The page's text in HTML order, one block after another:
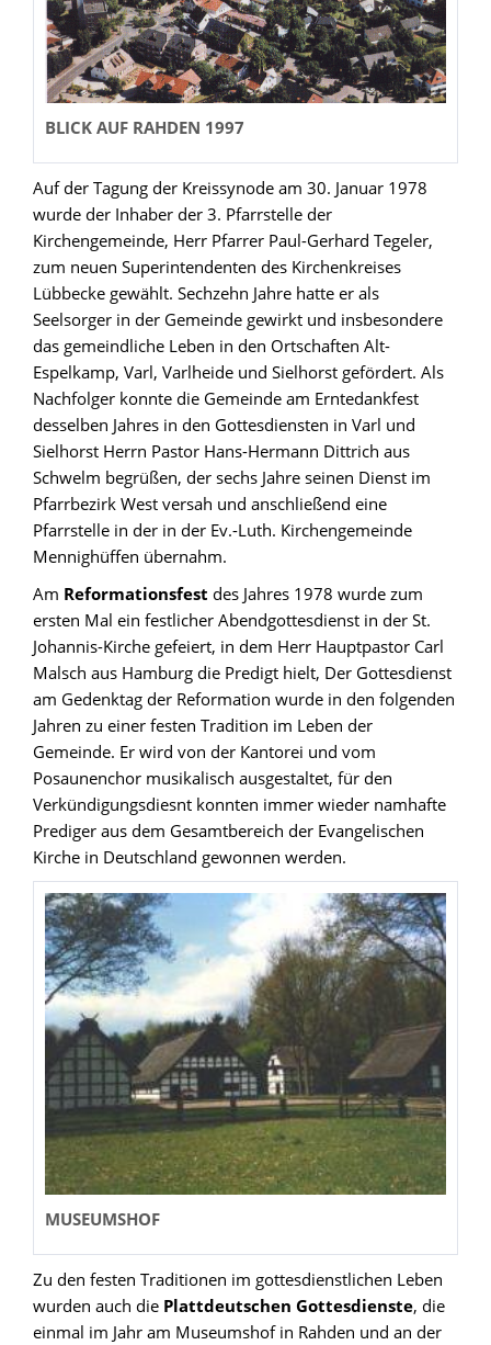
BLICK AUF RAHDEN 1997
Auf der Tagung der Kreissynode am 30. Januar 1978
wurde der Inhaber der 3. Pfarrstelle der
Kirchengemeinde, Herr Pfarrer Paul-Gerhard Tegeler,
zum neuen Superintendenten des Kirchenkreises
Lübbecke gewählt. Sechzehn Jahre hatte er als
Seelsorger in der Gemeinde gewirkt und insbesondere
das gemeindliche Leben in den Ortschaften Alt-
Espelkamp, Varl, Varlheide und Sielhorst gefördert. Als
Nachfolger konnte die Gemeinde am Erntedankfest
desselben Jahres in den Gottesdiensten in Varl und
Sielhorst Herrn Pastor Hans-Hermann Dittrich aus
Schwelm begrüßen, der sechs Jahre seinen Dienst im
Pfarrbezirk West versah und anschließend eine
Pfarrstelle in der in der Ev.-Luth. Kirchengemeinde
Mennighüffen übernahm.
Am Reformationsfest des Jahres 1978 wurde zum
ersten Mal ein festlicher Abendgottesdienst in der St.
Johannis-Kirche gefeiert, in dem Herr Hauptpastor Carl
Malsch aus Hamburg die Predigt hielt, Der Gottesdienst
am Gedenktag der Reformation wurde in den folgenden
Jahren zu einer festen Tradition im Leben der
Gemeinde. Er wird von der Kantorei und vom
Posaunenchor musikalisch ausgestaltet, für den
Verkündigungsdiesnt konnten immer wieder namhafte
Prediger aus dem Gesamtbereich der Evangelischen
Kirche in Deutschland gewonnen werden.
MUSEUMSHOF
Zu den festen Traditionen im gottesdienstlichen Leben
wurden auch die Plattdeutschen Gottesdienste, die
einmal im Jahr am Museumshof in Rahden und an der